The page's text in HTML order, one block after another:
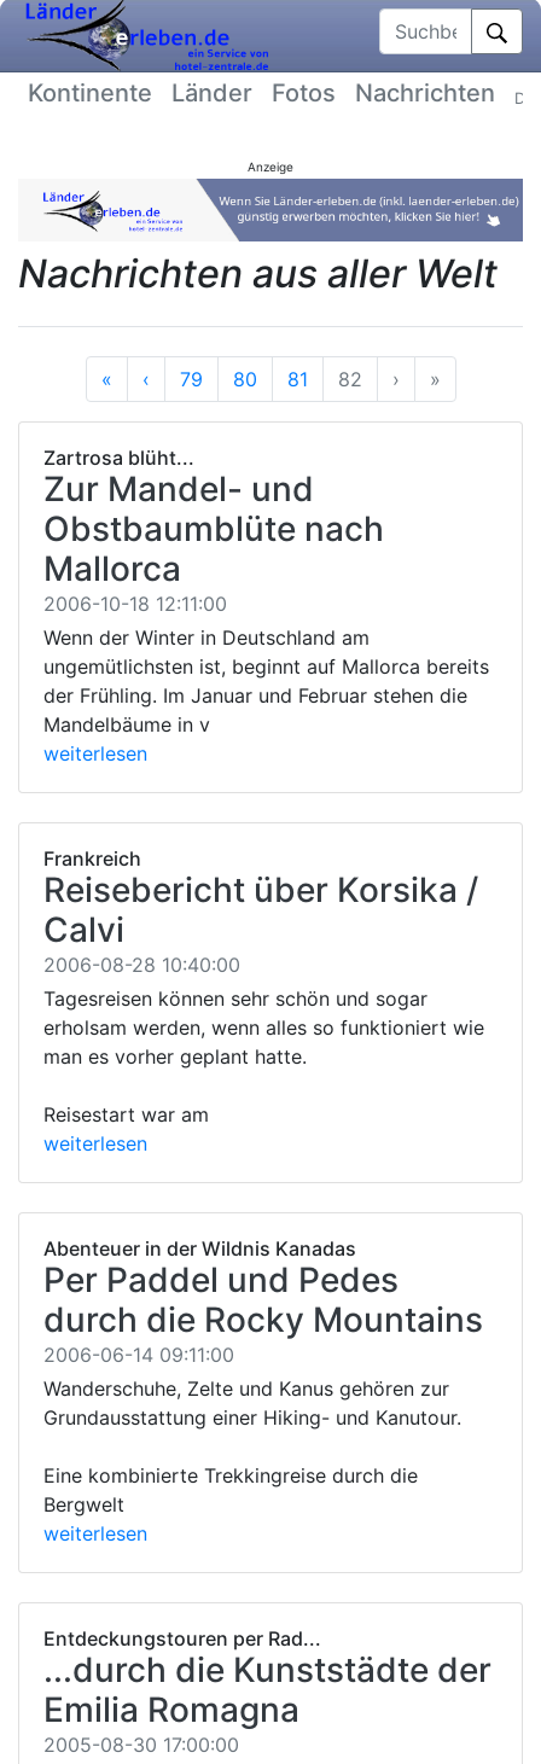
Suchbegriff
Kontinente Länder Fotos Nachrichten
Anzeige
Nachrichten aus aller Welt
« Anfang
‹Vorherige
79 80 81 82 ›Nächste
»Ende
Zartrosa blüht...
Zur Mandel- und
Obstbaumblüte nach
Mallorca
2006-10-18 12:11:00
Wenn der Winter in Deutschland am
ungemütlichsten ist, beginnt auf Mallorca bereits
der Frühling. Im Januar und Februar stehen die
Mandelbäume in v
weiterlesen
Frankreich
Reisebericht über Korsika /
Calvi
2006-08-28 10:40:00
Tagesreisen können sehr schön und sogar
erholsam werden, wenn alles so funktioniert wie
man es vorher geplant hatte.
Reisestart war am
weiterlesen
Abenteuer in der Wildnis Kanadas
Per Paddel und Pedes
durch die Rocky Mountains
2006-06-14 09:11:00
Wanderschuhe, Zelte und Kanus gehören zur
Grundausstattung einer Hiking- und Kanutour.
Eine kombinierte Trekkingreise durch die
Bergwelt
weiterlesen
Entdeckungstouren per Rad...
...durch die Kunststädte der
Emilia Romagna
2005-08-30 17:00:00